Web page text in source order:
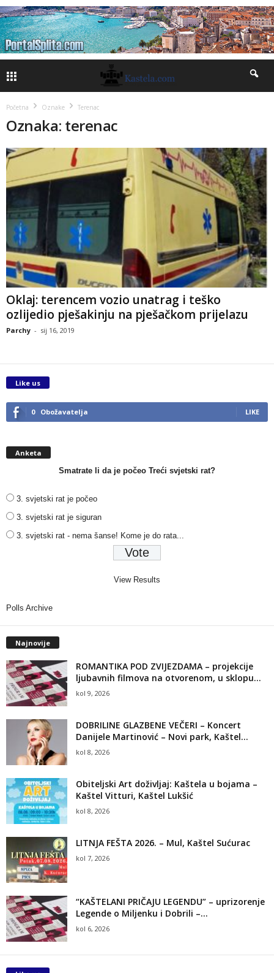
Početna Oznake Terenac
Oznaka: terenac
Oklaj: terencem vozio unatrag i teško
ozlijedio pješakinju na pješačkom prijelazu
Parchy - sij 16, 2019
Like us
0 Obožavatelja LIKE
Anketa
Smatrate li da je počeo Treći svjetski rat?
3. svjetski rat je počeo
3. svjetski rat je siguran
3. svjetski rat - nema šanse! Kome je do rata...
View Results
Polls Archive
Najnovije
ROMANTIKA POD ZVIJEZDAMA – projekcije
ljubavnih filmova na otvorenom, u sklopu...
kol 9, 2026
DOBRILINE GLAZBENE VEČERI – Koncert
Danijele Martinović – Novi park, Kaštel...
kol 8, 2026
Obiteljski Art doživljaj: Kaštela u bojama –
Kaštel Vitturi, Kaštel Lukšić
kol 8, 2026
LITNJA FEŠTA 2026. – Mul, Kaštel Sućurac
kol 7, 2026
“KAŠTELANI PRIČAJU LEGENDU” – uprizorenje
Legende o Miljenku i Dobrili –...
kol 6, 2026